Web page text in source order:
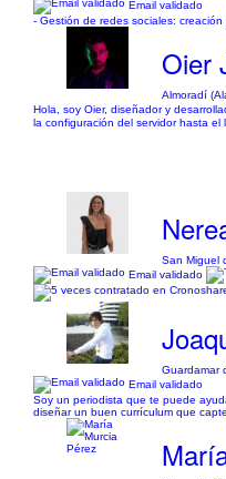
Email validado
- Gestión de redes sociales:
Oier
Almoradí
Hola, soy Oier, diseñador y
la configuración del servidor hasta
San Miguel
Email validado
Guardamar
Email validado
Soy un periodista que te puede
diseñar un buen currículum que